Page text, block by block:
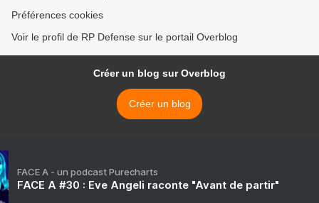
Préférences cookies
Voir le profil de RP Defense sur le portail Overblog
Créer un blog sur Overblog
Créer un blog
FACE A - un podcast Purecharts
FACE A #30 : Eve Angeli raconte "Avant de partir"